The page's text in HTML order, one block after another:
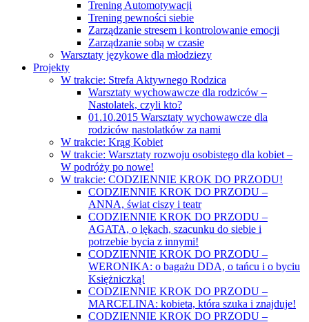
Trening Automotywacji
Trening pewności siebie
Zarządzanie stresem i kontrolowanie emocji
Zarządzanie sobą w czasie
Warsztaty językowe dla młodziezy
Projekty
W trakcie: Strefa Aktywnego Rodzica
Warsztaty wychowawcze dla rodziców –
Nastolatek, czyli kto?
01.10.2015 Warsztaty wychowawcze dla
rodziców nastolatków za nami
W trakcie: Krąg Kobiet
W trakcie: Warsztaty rozwoju osobistego dla kobiet –
W podróży po nowe!
W trakcie: CODZIENNIE KROK DO PRZODU!
CODZIENNIE KROK DO PRZODU –
ANNA, świat ciszy i teatr
CODZIENNIE KROK DO PRZODU –
AGATA, o lękach, szacunku do siebie i
potrzebie bycia z innymi!
CODZIENNIE KROK DO PRZODU –
WERONIKA: o bagażu DDA, o tańcu i o byciu
Księżniczką!
CODZIENNIE KROK DO PRZODU –
MARCELINA: kobieta, która szuka i znajduje!
CODZIENNIE KROK DO PRZODU –